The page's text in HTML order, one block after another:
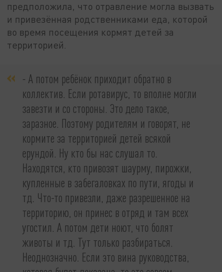
предположила, что отравление могла вызвать
и привезённая родственниками еда, которой
во время посещения кормят детей за
территорией.
- А потом ребёнок приходит обратно в
коллектив. Если ротавирус, то вполне могли
завезти и со стороны. Это дело такое,
заразное. Поэтому родителям и говорят, не
кормите за территорией детей всякой
ерундой. Ну кто бы нас слушал то.
Находятся, кто привозят шаурму, пирожки,
купленные в забегаловках по пути, ягоды и
тд. Что-то привезли, даже разрешенное на
территорию, он принес в отряд и там всех
угостил. А потом дети ноют, что болят
животы и тд. Тут только разбираться.
Неоднозначно. Если это вина руководства,